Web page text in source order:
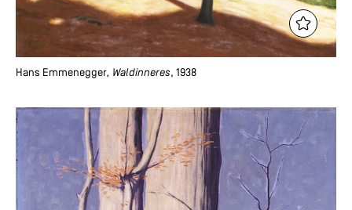
Hans Emmenegger, Waldinneres, 1938